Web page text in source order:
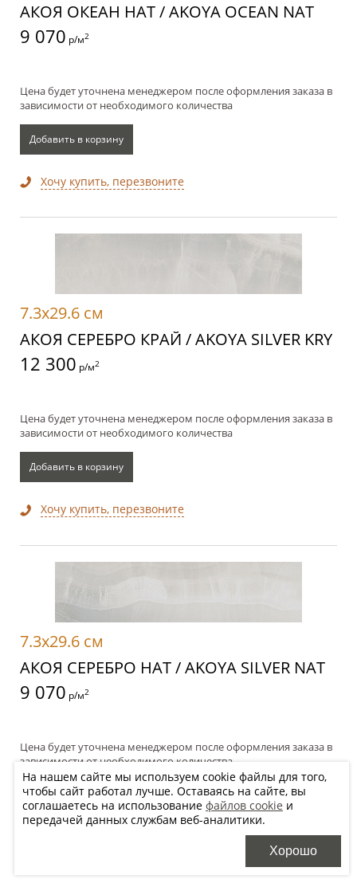
АКОЯ ОКЕАН НАТ / AKOYA OCEAN NAT
9 070 р/м2
Цена будет уточнена менеджером после оформления заказа в
зависимости от необходимого количества
Добавить в корзину
Хочу купить, перезвоните
7.3x29.6 см
АКОЯ СЕРЕБРО КРАЙ / AKOYA SILVER KRY
12 300 р/м2
Цена будет уточнена менеджером после оформления заказа в
зависимости от необходимого количества
Добавить в корзину
Хочу купить, перезвоните
7.3x29.6 см
АКОЯ СЕРЕБРО НАТ / AKOYA SILVER NAT
9 070 р/м2
Цена будет уточнена менеджером после оформления заказа в
зависимости от необходимого количества
Добавить в корзину
На нашем сайте мы используем cookie файлы для того,
чтобы сайт работал лучше. Оставаясь на сайте, вы
соглашаетесь на использование файлов cookie и
передачей данных службам веб-аналитики.
Хорошо